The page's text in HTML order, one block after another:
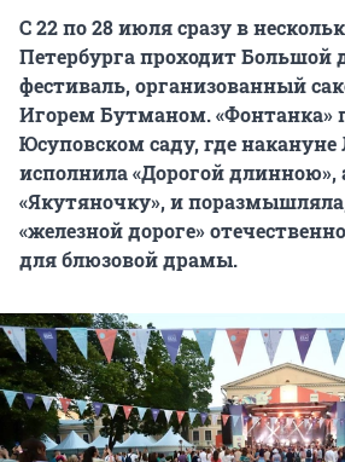
С 22 по 28 июля сразу в
Петербурга проходит Большой
фестиваль, организованный
Игорем Бутманом. «Фонтанка»
Юсуповском саду, где
исполнила «Дорогой длинною»,
«Якутяночку», и
«железной дороге»
для блюзовой драмы.